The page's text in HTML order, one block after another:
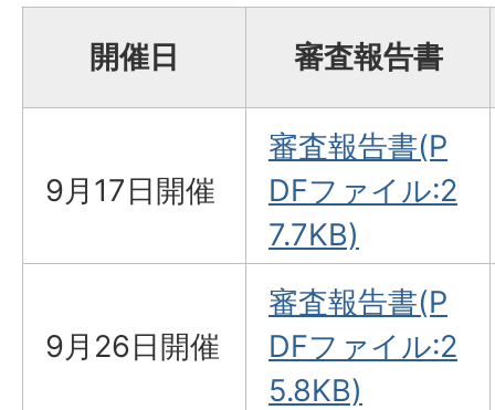
開催日 審査報告書
9月17日開催
審査報告書(P
DFファイル:2
7.7KB)
9月26日開催
審査報告書(P
DFファイル:2
5.8KB)